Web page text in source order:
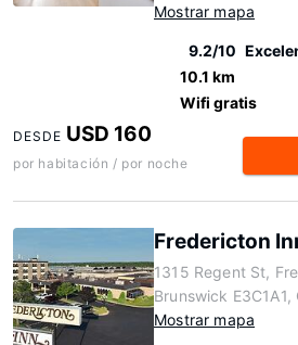
Mostrar mapa
9.2/10
10.1 km
Wifi gratis
DESDE USD 160
por habitación / por noche
Fredericton
1315 Regent St,
Brunswick E3C1A1,
Mostrar mapa